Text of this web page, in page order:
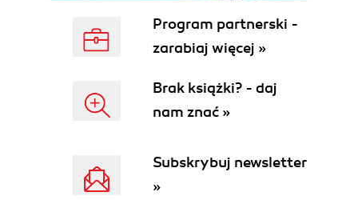
Program partnerski -
zarabiaj więcej »
Brak książki? - daj
nam znać »
Subskrybuj newsletter
»